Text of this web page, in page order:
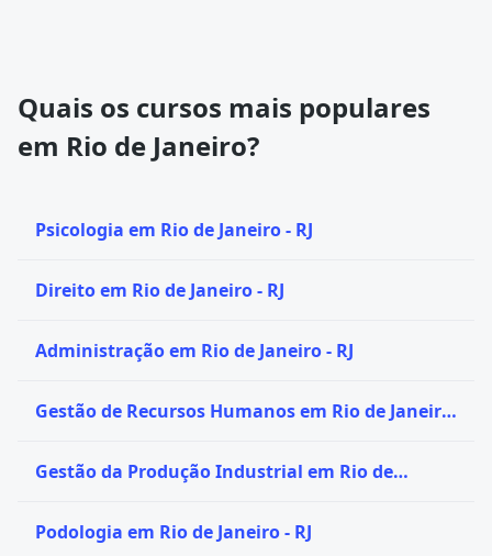
Quais os cursos mais populares
em Rio de Janeiro?
Psicologia em Rio de Janeiro - RJ
Direito em Rio de Janeiro - RJ
Administração em Rio de Janeiro - RJ
Gestão de Recursos Humanos em Rio de Janeiro
Gestão da Produção Industrial em Rio de
Podologia em Rio de Janeiro - RJ